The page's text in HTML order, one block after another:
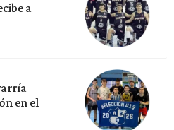
a
en el